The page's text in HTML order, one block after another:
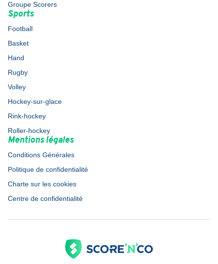
Groupe Scorers
Sports
Football
Basket
Hand
Rugby
Volley
Hockey-sur-glace
Rink-hockey
Roller-hockey
Mentions légales
Conditions Générales
Politique de confidentialité
Charte sur les cookies
Centre de confidentialité